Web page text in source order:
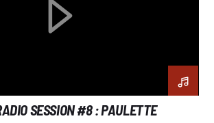
SESSION #8 : PAULETTE